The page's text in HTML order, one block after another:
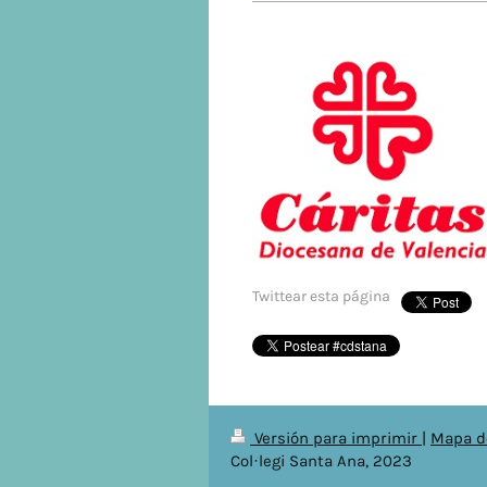
Twittear esta página
Versión para imprimir | Mapa
Col·legi Santa Ana, 2023